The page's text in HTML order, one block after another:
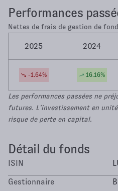
Performances
Nettes de frais de gestion de
2025 2024
-1.64% 16.16%
Les performances passées ne
futures. L’investissement en
risque de perte en capital.
Détail du fonds
ISIN
Gestionnaire